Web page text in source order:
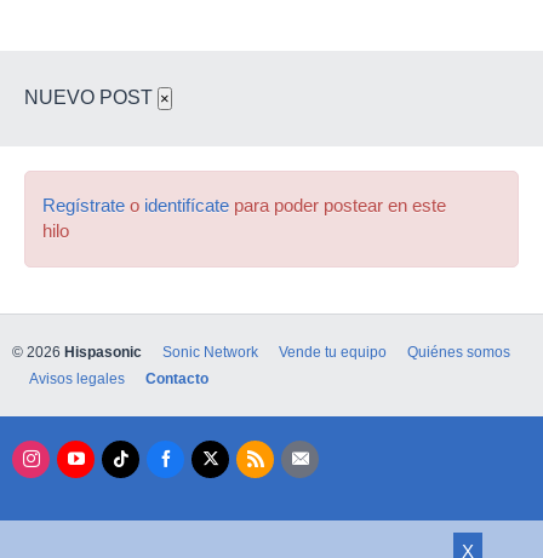
NUEVO POST ×
Regístrate o identifícate para poder postear en este
hilo
X
© 2026 Hispasonic Sonic Network Vende tu equipo
Quiénes somos
Avisos legales
Contacto